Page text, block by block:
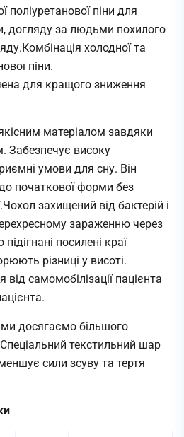
поліуретанової піни для
догляду за людьми похилого
холодної та
піни.
для кращого зниження
матеріалом завдяки
Забезпечує високу
умови для сну. Він
початкової форми без
захищений від бактерій і
зараженню через
посилені краї
різниці у висоті.
самомобілізації пацієнта
ми досягаємо більшого
текстильний шар
сили зсуву та тертя